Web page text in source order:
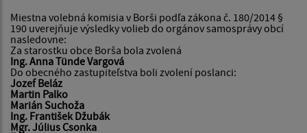
Miestna volebná komisia v Borši podľa zákona č. 180/2014 §
190 uverejňuje výsledky volieb do orgánov samosprávy obcí
nasledovne:
Za starostku obce Borša bola zvolená
Ing. Anna Tünde Vargová
Do obecného zastupiteľstva boli zvolení poslanci:
Jozef Beláz
Martin Palko
Marián Suchoža
Ing. František Džubák
Mgr. Július Csonka